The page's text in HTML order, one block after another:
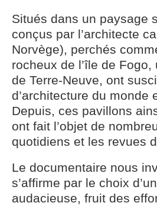
Situés dans un paysage
conçus par l’architecte
Norvège), perchés
rocheux de l’île de
de Terre-Neuve, ont
d’architecture du monde
Depuis, ces pavillons
ont fait l’objet de
quotidiens et les revues
Le documentaire nous
s’affirme par le choix
audacieuse, fruit des